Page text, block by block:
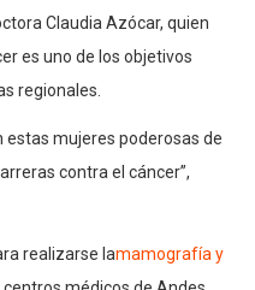
Claudia Azócar, quien
es uno de los objetivos
regionales.
estas mujeres poderosas de
contra el cáncer”,
realizarse lamamografía y